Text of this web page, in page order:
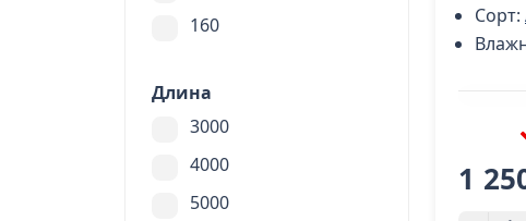
160
Длина
3000
4000
5000
Сорт:
1